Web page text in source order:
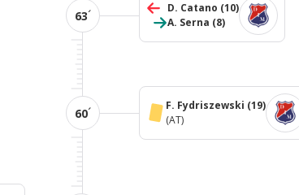
63´ D. Catano (10)
A. Serna (8)
60´ F. Fydriszewski (19)
(AT)